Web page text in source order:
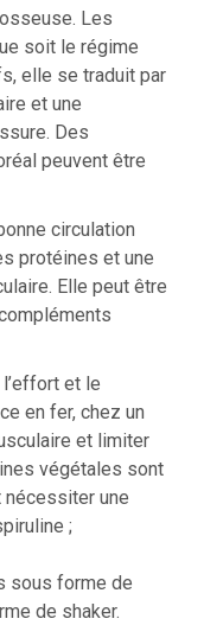
Les
soit le régime
elle se traduit par
et une
Des
peuvent être
circulation
protéines et une
Elle peut être
et le
en fer, chez un
et limiter
végétales sont
nécessiter une
;
sous forme de
de shaker.